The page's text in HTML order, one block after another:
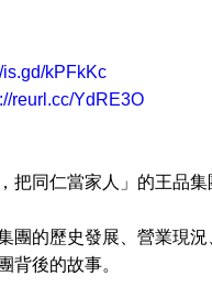
is.gd/kPFkKc
reurl.cc/YdRE3O
同仁當家人」的王品集
的歷史發展、營業現況
背後的故事。